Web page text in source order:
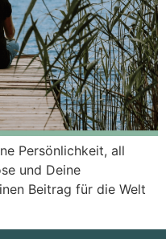
Persönlichkeit, all
und Deine
Beitrag für die Welt